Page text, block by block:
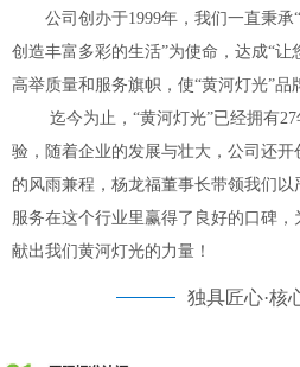
公司创办于1999年，我们一直秉承“
创造丰富多彩的生活”为使命，达成“让
高举质量和服务旗帜，使“黄河灯光”品
迄今为止，“黄河灯光”已经拥有27
验，随着企业的发展与壮大，公司还开
的风雨兼程，杨龙福董事长带领我们
服务在这个行业里赢得了良好的口碑
献出我们黄河灯光的力量！
独具匠心·核